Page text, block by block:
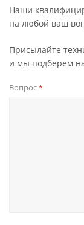
Наши
на любой ваш
Присылайте
и мы подберем
Вопрос*